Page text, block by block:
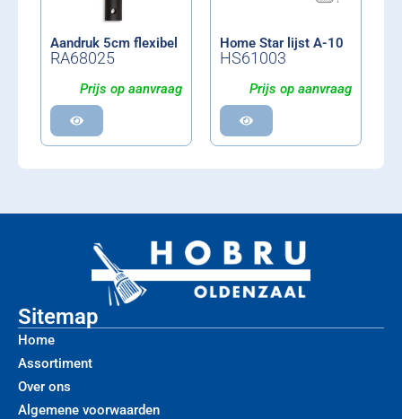
Aandruk 5cm flexibel
RA68025
Prijs op aanvraag
Home Star lijst A-10
HS61003
Prijs op aanvraag
Sitemap
Home
Assortiment
Over ons
Algemene voorwaarden